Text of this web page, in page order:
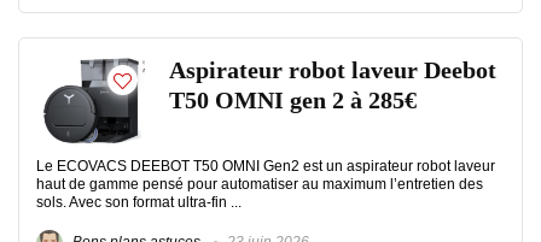
Aspirateur robot laveur Deebot
T50 OMNI gen 2 à 285€
Le ECOVACS DEEBOT T50 OMNI Gen2 est un aspirateur robot laveur
haut de gamme pensé pour automatiser au maximum l’entretien des
sols. Avec son format ultra-fin ...